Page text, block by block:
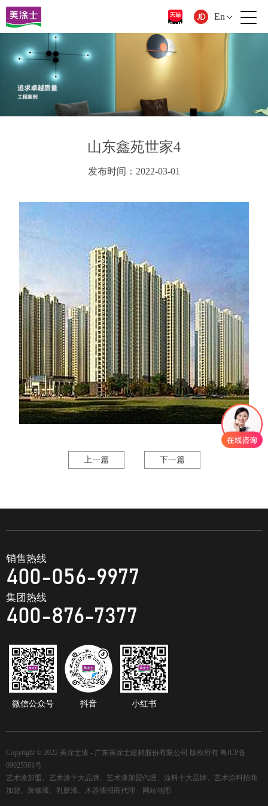
En
山东鑫苑世家4
发布时间：2022-03-01
上一篇 下一篇
销售热线
400-056-9977
集团热线
400-876-7377
微信公众号 抖音 小红书
Copyright © 2022 美涂士漆 - 广东美涂士建材股份有限公司 版权所有 粤ICP备
09025501号
艺术漆加盟、艺术漆十大品牌、艺术漆加盟代理、涂料十大品牌、艺术涂料招商
加盟、装修漆、乳胶漆、木器漆招商代理
网站地图